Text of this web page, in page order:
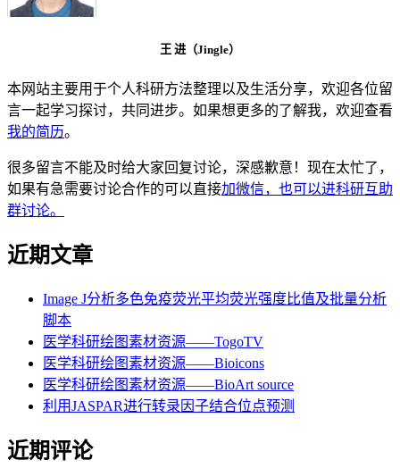
王 进（Jingle）
本网站主要用于个人科研方法整理以及生活分享，欢迎各位留
言一起学习探讨，共同进步。如果想更多的了解我，欢迎查看
我的简历。
很多留言不能及时给大家回复讨论，深感歉意！现在太忙了，
如果有急需要讨论合作的可以直接加微信，也可以进科研互助
群讨论。
近期文章
Image J分析多色免疫荧光平均荧光强度比值及批量分析
脚本
医学科研绘图素材资源——TogoTV
医学科研绘图素材资源——Bioicons
医学科研绘图素材资源——BioArt source
利用JASPAR进行转录因子结合位点预测
近期评论